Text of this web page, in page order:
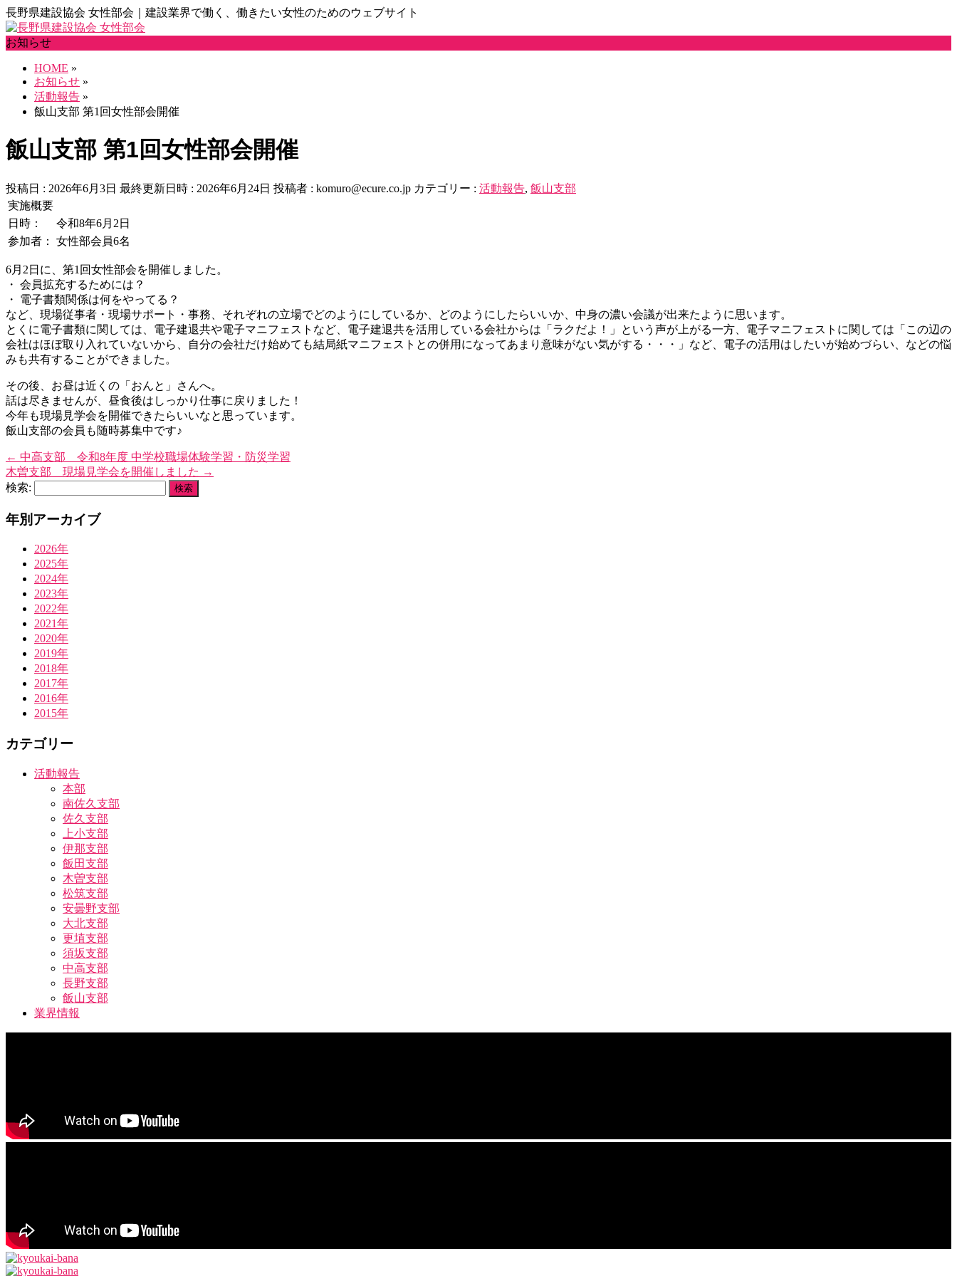
長野県建設協会 女性部会｜建設業界で働く、働きたい女性のためのウェブサイト
お知らせ
HOME »
お知らせ »
活動報告 »
飯山支部 第1回女性部会開催
飯山支部 第1回女性部会開催
投稿日 : 2026年6月3日 最終更新日時 : 2026年6月24日 投稿者 : komuro@ecure.co.jp カテゴリー : 活動報告, 飯山支部
実施概要
日時：
令和8年6月2日
参加者：
女性部会員6名
6月2日に、第1回女性部会を開催しました。
・ 会員拡充するためには？
・ 電子書類関係は何をやってる？
など、現場従事者・現場サポート・事務、それぞれの立場でどのようにしているか、どのようにしたらいいか、中身の濃い会議が出来たように思います。
とくに電子書類に関しては、電子建退共や電子マニフェストなど、電子建退共を活用している会社からは「ラクだよ！」という声が上がる一方、電子マニフェストに関しては「この辺の
会社はほぼ取り入れていないから、自分の会社だけ始めても結局紙マニフェストとの併用になってあまり意味がない気がする・・・」など、電子の活用はしたいが始めづらい、などの悩
みも共有することができました。
その後、お昼は近くの「おんと」さんへ。
話は尽きませんが、昼食後はしっかり仕事に戻りました！
今年も現場見学会を開催できたらいいなと思っています。
飯山支部の会員も随時募集中です♪
← 中高支部 令和8年度 中学校職場体験学習・防災学習
木曽支部 現場見学会を開催しました →
検索:
年別アーカイブ
2026年
2025年
2024年
2023年
2022年
2021年
2020年
2019年
2018年
2017年
2016年
2015年
カテゴリー
活動報告
本部
南佐久支部
佐久支部
上小支部
伊那支部
飯田支部
木曽支部
松筑支部
安曇野支部
大北支部
更埴支部
須坂支部
中高支部
長野支部
飯山支部
業界情報